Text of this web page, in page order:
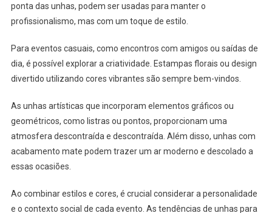
ponta das unhas, podem ser usadas para manter o
profissionalismo, mas com um toque de estilo.
Para eventos casuais, como encontros com amigos ou saídas de
dia, é possível explorar a criatividade. Estampas florais ou design
divertido utilizando cores vibrantes são sempre bem-vindos.
As unhas artísticas que incorporam elementos gráficos ou
geométricos, como listras ou pontos, proporcionam uma
atmosfera descontraída e descontraída. Além disso, unhas com
acabamento mate podem trazer um ar moderno e descolado a
essas ocasiões.
Ao combinar estilos e cores, é crucial considerar a personalidade
e o contexto social de cada evento. As tendências de unhas para